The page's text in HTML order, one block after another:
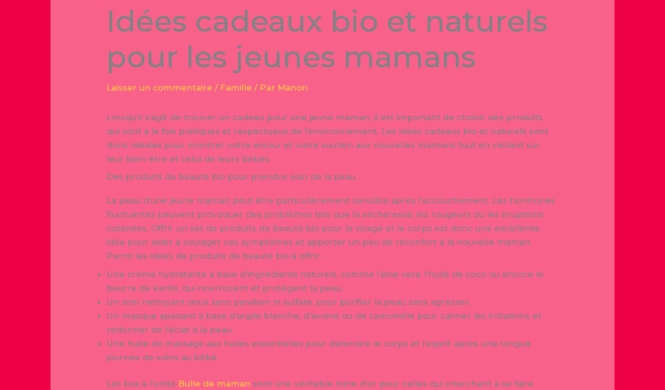
Idées cadeaux bio et naturels
pour les jeunes mamans
Laisser un commentaire / Famille / Par Manon
Lorsqu’il s’agit de trouver un cadeau pour une jeune maman, il est important de choisir des produits
qui sont à la fois pratiques et respectueux de l’environnement. Les idées cadeaux bio et naturels sont
donc idéales pour montrer votre amour et votre soutien aux nouvelles mamans tout en veillant sur
leur bien-être et celui de leurs bébés.
Des produits de beauté bio pour prendre soin de la peau
La peau d’une jeune maman peut être particulièrement sensible après l’accouchement. Les hormones
fluctuantes peuvent provoquer des problèmes tels que la sécheresse, les rougeurs ou les éruptions
cutanées. Offrir un set de produits de beauté bio pour le visage et le corps est donc une excellente
idée pour aider à soulager ces symptômes et apporter un peu de réconfort à la nouvelle maman.
Parmi les idées de produits de beauté bio à offrir :
Une crème hydratante à base d’ingrédients naturels, comme l’aloe vera, l’huile de coco ou encore le
beurre de karité, qui nourrissent et protègent la peau.
Un soin nettoyant doux sans paraben ni sulfate, pour purifier la peau sans agresser.
Un masque apaisant à base d’argile blanche, d’avoine ou de camomille pour calmer les irritations et
redonner de l’éclat à la peau.
Une huile de massage aux huiles essentielles pour détendre le corps et l’esprit après une longue
journée de soins au bébé.
Les box à l’unité Bulle de maman sont une véritable mine d’or pour celles qui cherchent à se faire